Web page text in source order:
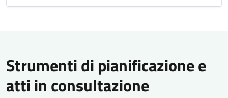
Strumenti di pianificazione e
atti in consultazione